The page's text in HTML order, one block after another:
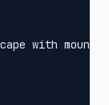
with